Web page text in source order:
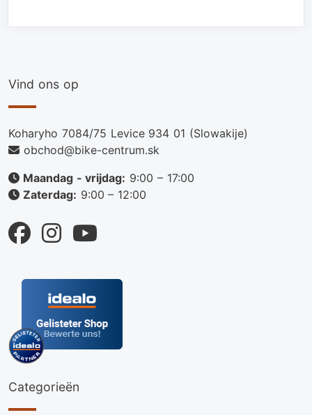
Vind ons op
Koharyho 7084/75 Levice 934 01 (Slowakije)
obchod@bike-centrum.sk
Maandag - vrijdag: 9:00 – 17:00
Zaterdag: 9:00 – 12:00
Categorieën